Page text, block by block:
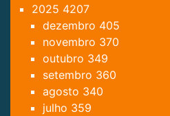
2025 4207
dezembro 405
novembro 370
outubro 349
setembro 360
agosto 340
julho 359